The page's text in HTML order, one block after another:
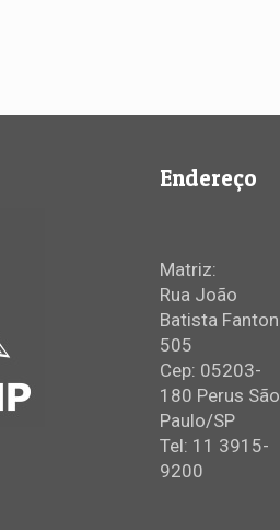
Endereço
Matriz:
Rua João
Batista Fanton
505
Cep: 05203-
180 Perus São
Paulo/SP
Tel: 11 3915-
9200